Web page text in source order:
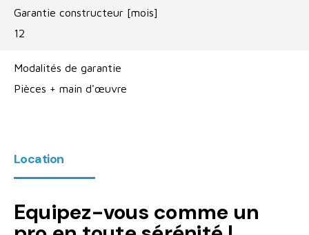
Garantie constructeur [mois]
12
Modalités de garantie
Pièces + main d'œuvre
Location
Equipez-vous comme un